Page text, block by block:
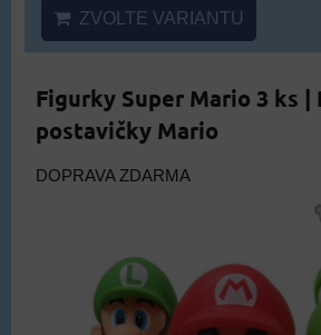
ZVOLTE VARIANTU
Figurky Super Mario 3 ks |
postavičky Mario
DOPRAVA ZDARMA